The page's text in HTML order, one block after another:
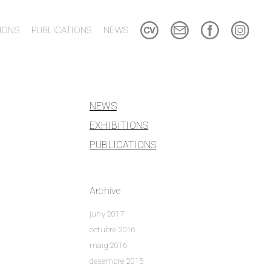
PUBLICATIONS NEWS
NEWS
EXHIBITIONS
PUBLICATIONS
Archive
juny 2017
octubre 2016
maig 2016
desembre 2015